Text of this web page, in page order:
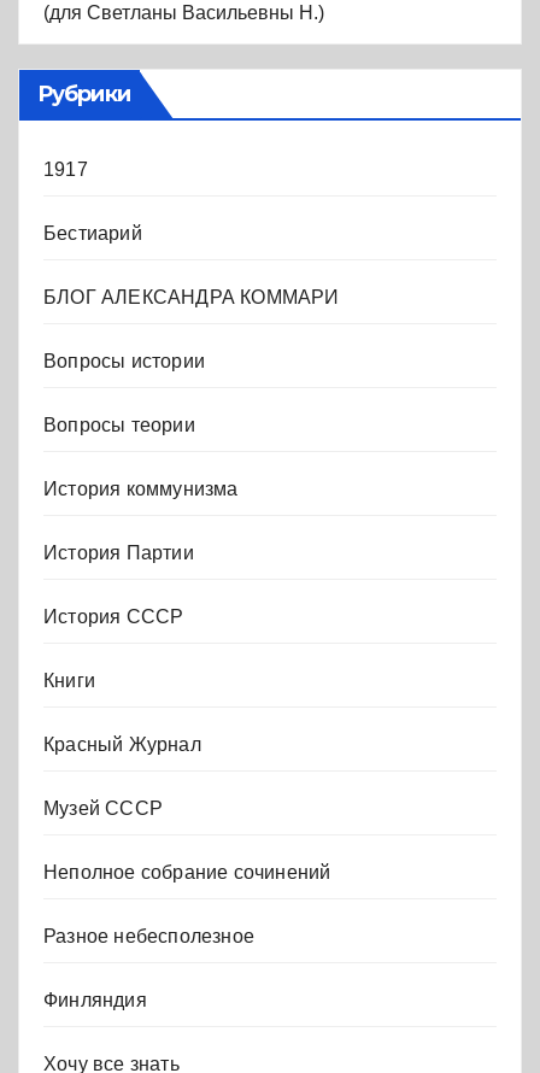
(для Светланы Васильевны Н.)
Рубрики
1917
Бестиарий
БЛОГ АЛЕКСАНДРА КОММАРИ
Вопросы истории
Вопросы теории
История коммунизма
История Партии
История СССР
Книги
Красный Журнал
Музей СССР
Неполное собрание сочинений
Разное небесполезное
Финляндия
Хочу все знать